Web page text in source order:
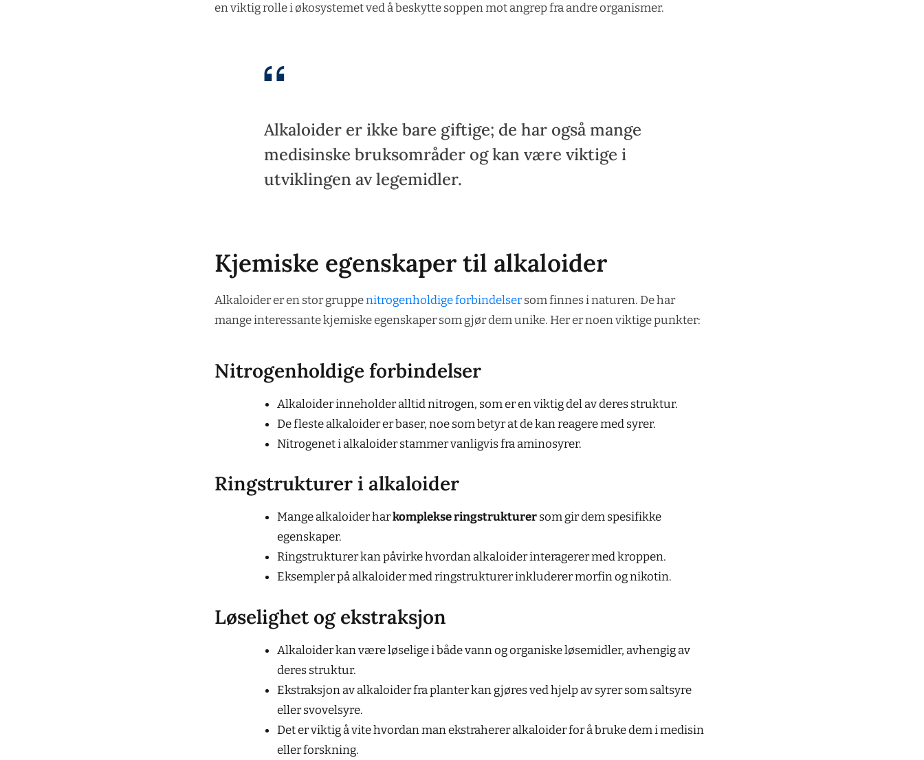
en viktig rolle i økosystemet ved å beskytte soppen mot angrep fra andre organismer.
Alkaloider er ikke bare giftige; de har også mange
medisinske bruksområder og kan være viktige i
utviklingen av legemidler.
Kjemiske egenskaper til alkaloider
Alkaloider er en stor gruppenitrogenholdige forbindelsersom finnes i naturen. De har
mange interessante kjemiske egenskaper som gjør dem unike. Her er noen viktige punkter:
Nitrogenholdige forbindelser
Alkaloider inneholder alltid nitrogen, som er en viktig del av deres struktur.
De fleste alkaloider er baser, noe som betyr at de kan reagere med syrer.
Nitrogenet i alkaloider stammer vanligvis fra aminosyrer.
Ringstrukturer i alkaloider
Mange alkaloider harkomplekse ringstrukturersom gir dem spesifikke
egenskaper.
Ringstrukturer kan påvirke hvordan alkaloider interagerer med kroppen.
Eksempler på alkaloider med ringstrukturer inkluderer morfin og nikotin.
Løselighet og ekstraksjon
Alkaloider kan være løselige i både vann og organiske løsemidler, avhengig av
deres struktur.
Ekstraksjon av alkaloider fra planter kan gjøres ved hjelp av syrer som saltsyre
eller svovelsyre.
Det er viktig å vite hvordan man ekstraherer alkaloider for å bruke dem i medisin
eller forskning.